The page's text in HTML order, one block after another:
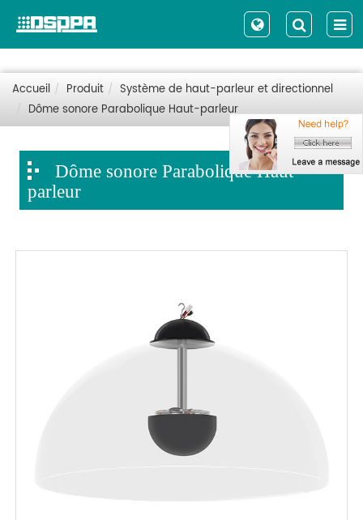
Accueil Produit
Système de haut-parleur et directionnel
Dôme sonore Parabolique Haut-parleur
Dôme sonore Parabolique Haut-
parleur